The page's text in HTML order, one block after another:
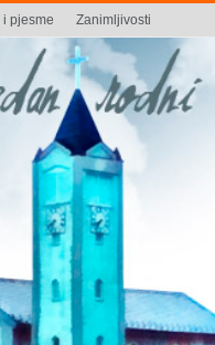
i pjesme Zanimljivosti